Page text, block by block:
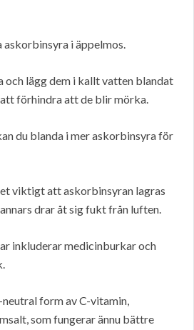
i äppelmos.
och lägg dem i kallt vatten blandat
förhindra att de blir mörka.
du blanda i mer askorbinsyra för
viktigt att askorbinsyran lagras
drar åt sig fukt från luften.
inkluderar medicinburkar och
neutral form av C-vitamin,
som fungerar ännu bättre